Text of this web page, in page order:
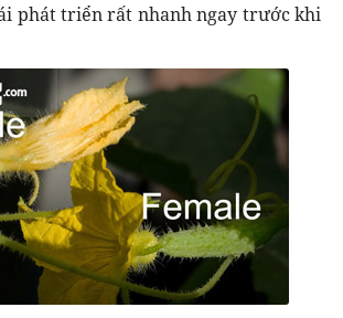
phát triển rất nhanh ngay trước khi